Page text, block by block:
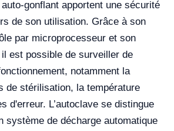
gonflant apportent une sécurité
de son utilisation. Grâce à son
par microprocesseur et son
est possible de surveiller de
notamment la
de stérilisation, la température
d'erreur. L’autoclave se distingue
système de décharge automatique